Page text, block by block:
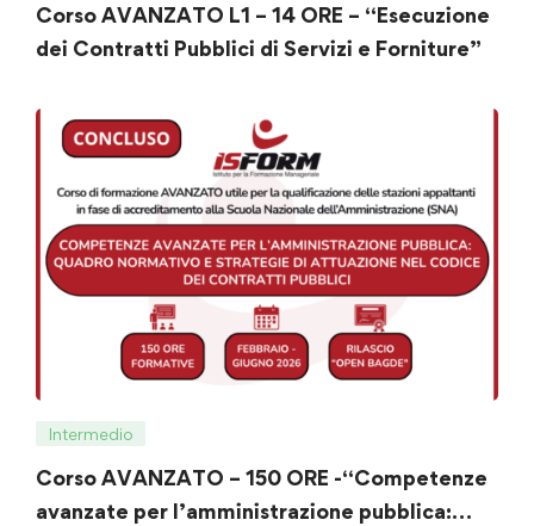
Corso AVANZATO L1 – 14 ORE – “Esecuzione
dei Contratti Pubblici di Servizi e Forniture”
Intermedio
Corso AVANZATO – 150 ORE -“Competenze
avanzate per l’amministrazione pubblica: